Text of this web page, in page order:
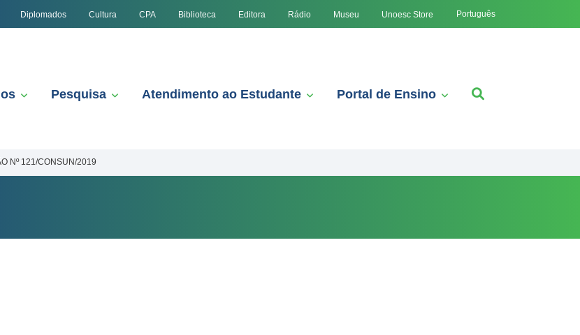
Diplomados Cultura CPA Biblioteca Editora Rádio Museu Unoesc Store Português
Pesquisa Atendimento ao Estudante Portal de Ensino
Nº 121/CONSUN/2019